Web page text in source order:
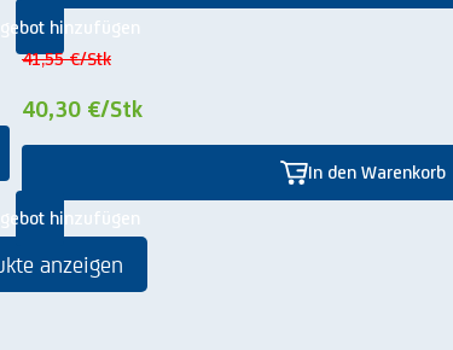
hinzufügen
41,55 €/Stk
40,30 €/Stk
In den Warenkorb
hinzufügen
anzeigen